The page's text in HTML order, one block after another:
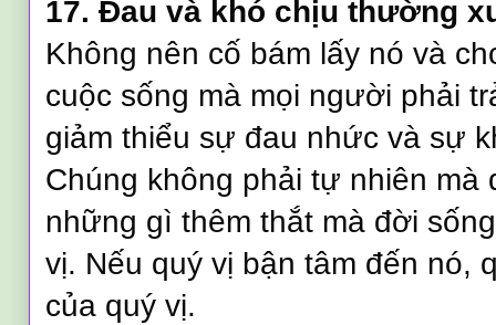
17. Đau và khó chịu thường
Không nên cố bám lấy nó và
cuộc sống mà mọi người phải
giảm thiểu sự đau nhức và sự
Chúng không phải tự nhiên mà
những gì thêm thắt mà đời
vị. Nếu quý vị bận tâm đến nó,
của quý vị.